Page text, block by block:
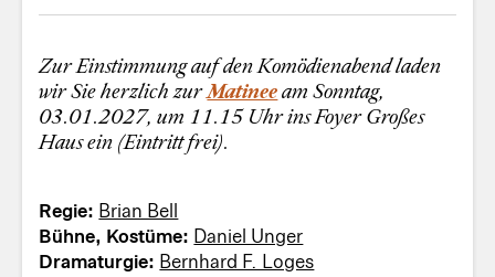
Zur Einstimmung auf den Komödienabend laden
wir Sie herzlich zurMatineeam Sonntag,
03.01.2027, um 11.15 Uhr ins Foyer Großes
Haus ein (Eintritt frei).
Regie: Brian Bell
Bühne, Kostüme: Daniel Unger
Dramaturgie: Bernhard F. Loges